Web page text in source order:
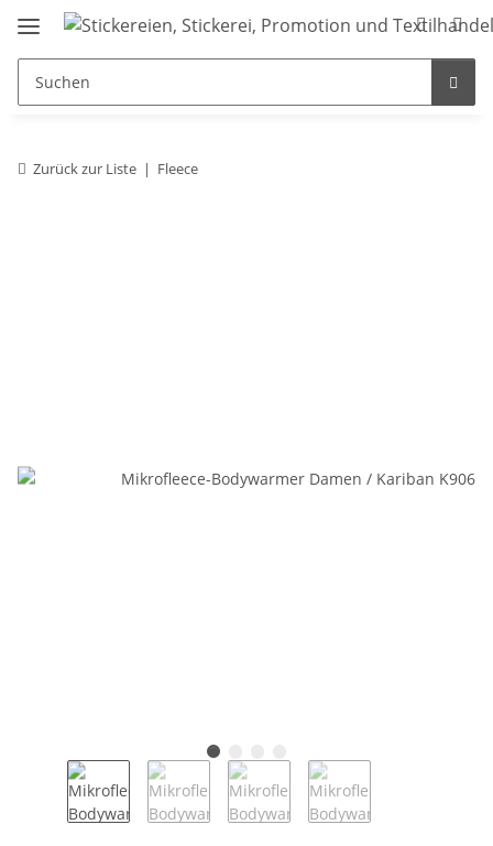
Zurück zur Liste Fleece